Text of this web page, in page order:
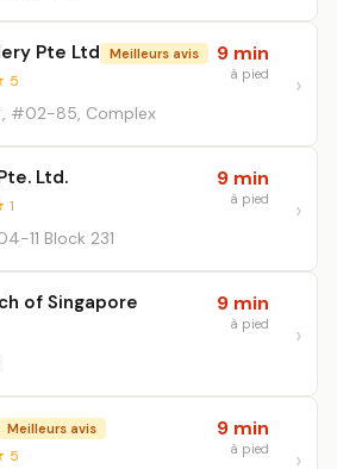
Pte Ltd Meilleurs avis
5
#02-85, Complex
9 min
à pied
Ltd.
1
11 Block 231
9 min
à pied
of Singapore 9 min
à pied
Meilleurs avis
5
9 min
à pied